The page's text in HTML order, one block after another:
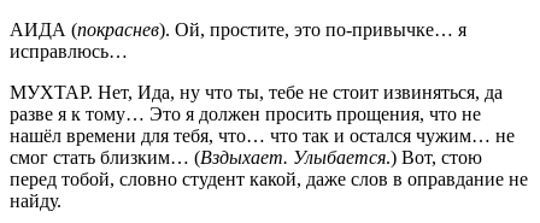
АИДА (покраснев). Ой, простите, это по-привычке… я
исправлюсь…
МУХТАР. Нет, Ида, ну что ты, тебе не стоит извиняться, да
разве я к тому… Это я должен просить прощения, что не
нашёл времени для тебя, что… что так и остался чужим… не
смог стать близким… (Вздыхает. Улыбается.) Вот, стою
перед тобой, словно студент какой, даже слов в оправдание не
найду.